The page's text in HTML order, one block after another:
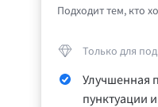
Подходит тем, кто
Только для
Улучшенная
пунктуации